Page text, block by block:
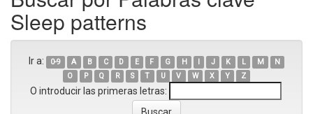
Sleep patterns
Ir a: 0-9 A B C D E F G H I J K L M
N
O
P Q R S T U V W X Y Z
O introducir las primeras letras: